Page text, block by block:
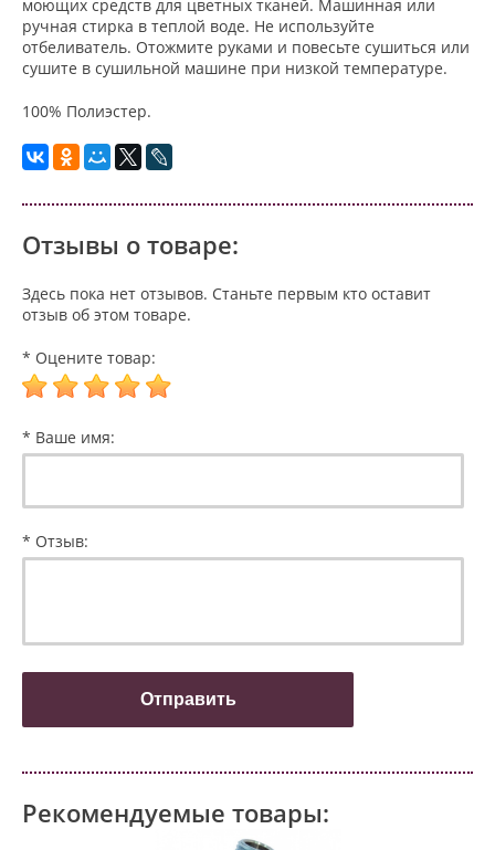
моющих средств для цветных тканей. Машинная или
ручная стирка в теплой воде. Не используйте
отбеливатель. Отожмите руками и повесьте сушиться или
сушите в сушильной машине при низкой температуре.
100% Полиэстер.
Отзывы о товаре:
Здесь пока нет отзывов. Станьте первым кто оставит
отзыв об этом товаре.
* Оцените товар:
* Ваше имя:
* Отзыв:
Рекомендуемые товары: